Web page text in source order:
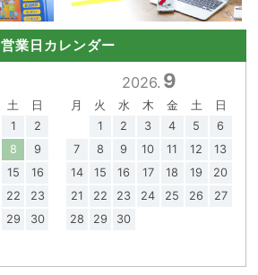
営業日カレンダー
土
日
1
2
8
9
15
16
22
23
29
30
2026. 9
月 火 水 木 金 土
日
1
2 3 4 5
6
7
8 9 10 11 12
13
14
15 16 17 18 19
20
21
22 23 24 25 26
27
28
29 30